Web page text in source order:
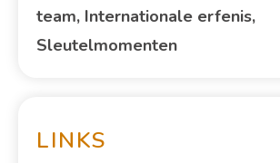
team, Internationale erfenis,
Sleutelmomenten
LINKS